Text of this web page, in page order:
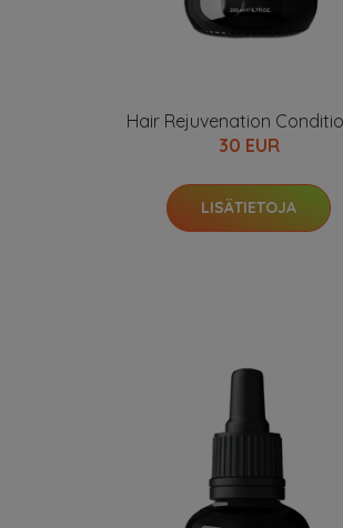
Hair Rejuvenation
30 EUR
LISÄTIETOJA